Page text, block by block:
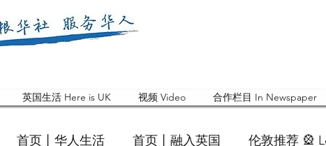
英国生活 Here is UK 视频 Video 合作栏目 In Newspaper
首页丨华人生活 首页丨融入英国 伦敦推荐 🎡